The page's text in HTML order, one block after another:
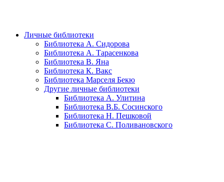
Личные библиотеки
Библиотека А. Сидорова
Библиотека А. Тарасенкова
Библиотека В. Яна
Библиотека К. Вакс
Библиотека Марселя Бекю
Другие личные библиотеки
Библиотека А. Улитина
Библиотека В.Б. Сосинского
Библиотека Н. Пешковой
Библиотека С. Поливановского